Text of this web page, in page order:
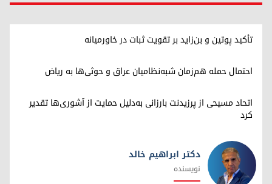
تأکید پوتین و بن‌زاید بر تقویت ثبات در خاورمیانه
احتمال حمله هم‌زمان شبه‌نظامیان عراق و حوثی‌ها به ریاض
اتحاد مسیحی از پرزیدنت بارزانی به‌دلیل حمایت از آشوری‌ها تقدیر
کرد
دکتر ابراهیم خالد
نویسنده